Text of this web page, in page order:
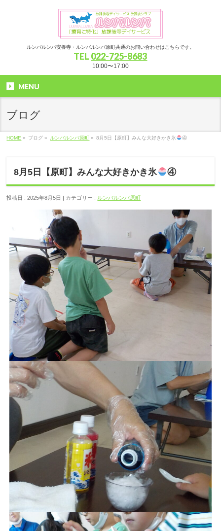
ルンバルンバ安養寺・ルンバルンバ原町共通のお問い合わせはこちらです。
TEL 022-725-8683
10:00〜17:00
MENU
ブログ
HOME » ブログ » ルンバルンバ原町 » 8月5日【原町】みんな大好きかき氷 ④
8月5日【原町】みんな大好きかき氷 ④
投稿日 : 2025年8月5日 | カテゴリー : ルンバルンバ原町